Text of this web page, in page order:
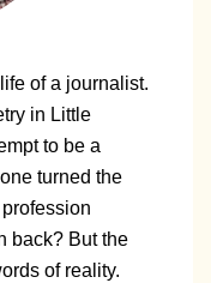
of a journalist.
in Little
to be a
turned the
back? But the
of reality.